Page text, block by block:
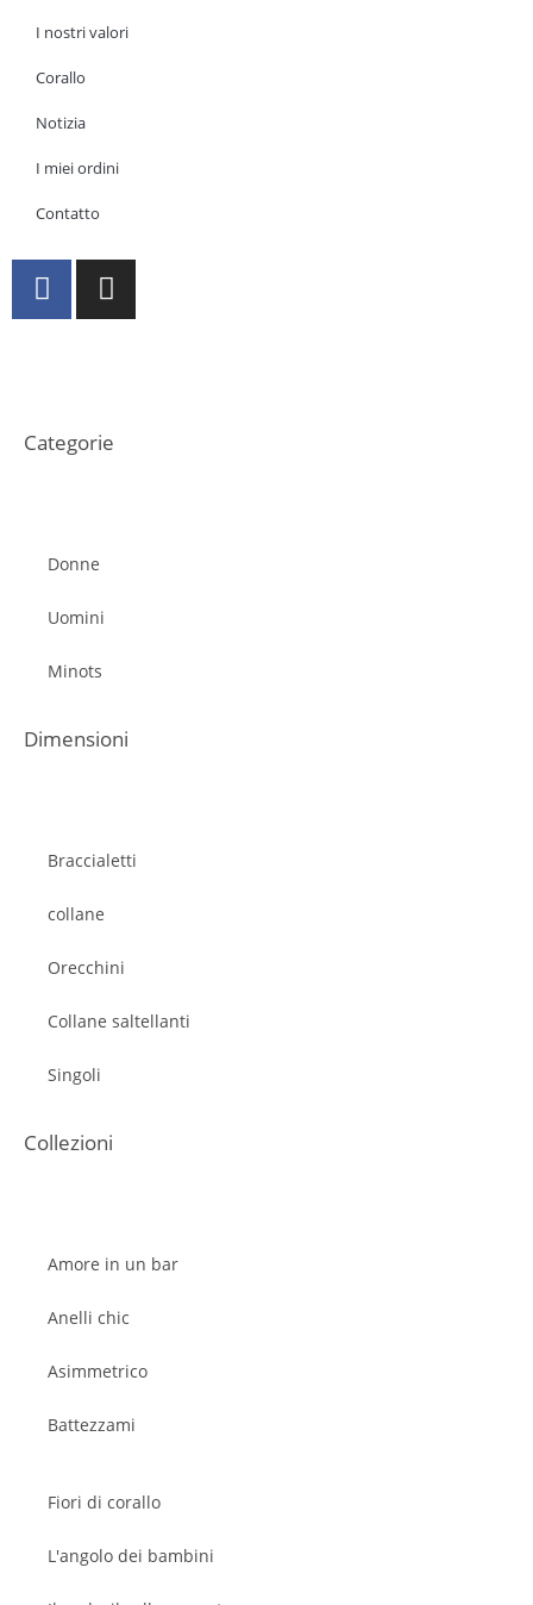
I nostri valori
Corallo
Notizia
I miei ordini
Contatto
Categorie
Donne
Uomini
Minots
Dimensioni
Braccialetti
collane
Orecchini
Collane saltellanti
Singoli
Collezioni
Amore in un bar
Anelli chic
Asimmetrico
Battezzami
Fiori di corallo
L'angolo dei bambini